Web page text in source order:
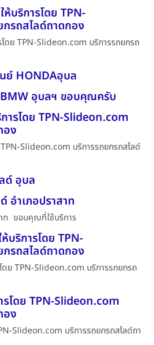
บริการโดย TPN-
รถสไลด์ถาดกอง
โดย TPN-Slideon.com บริการรถยกรถ
ย์ HONDAอุบล
อุบลฯ ขอบคุณครับ
ารโดย TPN-Slideon.com
อง
Slideon.com บริการรถยกรถสไลด์
ด์ อุบล
อำเภอปราสาท
ท ขอบคุณที่ใช้บริการ
บริการโดย TPN-
รถสไลด์ถาดกอง
ดย TPN-Slideon.com บริการรถยกรถ
รโดย TPN-Slideon.com
อง
Slideon.com บริการรถยกรถสไลด์ถา